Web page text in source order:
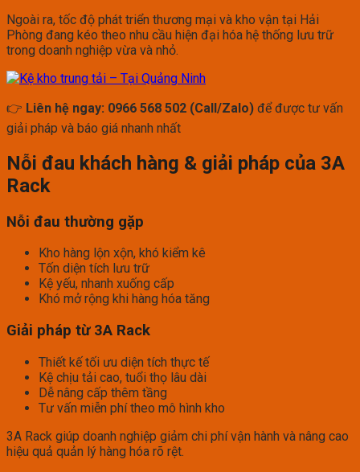
Ngoài ra, tốc độ phát triển thương mại và kho vận tại Hải
Phòng đang kéo theo nhu cầu hiện đại hóa hệ thống lưu trữ
trong doanh nghiệp vừa và nhỏ.
👉 Liên hệ ngay: 0966 568 502 (Call/Zalo) để được tư vấn
giải pháp và báo giá nhanh nhất
Nỗi đau khách hàng & giải pháp của 3A
Rack
Nỗi đau thường gặp
Kho hàng lộn xộn, khó kiểm kê
Tốn diện tích lưu trữ
Kệ yếu, nhanh xuống cấp
Khó mở rộng khi hàng hóa tăng
Giải pháp từ 3A Rack
Thiết kế tối ưu diện tích thực tế
Kệ chịu tải cao, tuổi thọ lâu dài
Dễ nâng cấp thêm tầng
Tư vấn miễn phí theo mô hình kho
3A Rack giúp doanh nghiệp giảm chi phí vận hành và nâng cao
hiệu quả quản lý hàng hóa rõ rệt.